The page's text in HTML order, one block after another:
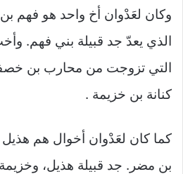
وكان لعَدْوان أخ واحد هو فهم
الذي يعدّ جد قبيلة بني فهم.
التي تزوجت من محارب بن
كنانة بن خزيمة .
كما كان لعَدْوان أخوال هم
بن مضر. جد قبيلة هذيل،